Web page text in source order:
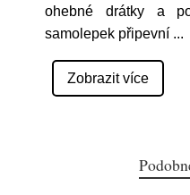
ohebné drátky a
samolepek připevní ...
Zobrazit více